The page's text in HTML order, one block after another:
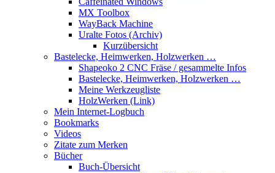
MX Toolbox
WayBack Machine
Uralte Fotos (Archiv)
Kurzübersicht
Bastelecke, Heimwerken, Holzwerken …
Shapeoko 2 CNC Fräse / gesammelte Infos
Bastelecke, Heimwerken, Holzwerken …
Meine Werkzeugliste
HolzWerken (Link)
Mein Internet-Logbuch
Bookmarks
Videos
Zitate zum Merken
Bücher
Buch-Übersicht